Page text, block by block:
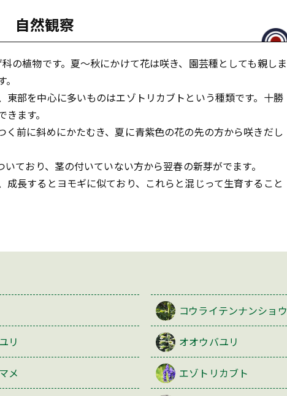
自然観察
の植物です。夏〜秋にかけて花は咲き、園芸種としても親しま
部を中心に多いものはエゾトリカブトという種類です。十勝
ます。
前に斜めにかたむき、夏に青紫色の花の先の方から咲きだし
ており、茎の付いていない方から翌春の新芽がでます。
長するとヨモギに似ており、これらと混じって生育すること
コウライテンナンショウ
リ オオウバユリ
メ エゾトリカブト